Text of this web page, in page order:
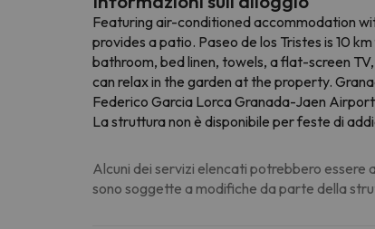
Featuring air-conditioned accommodation
provides a patio. Paseo de los Tristes is 10
bathroom, bed linen, towels, a flat-screen
can relax in the garden at the property.
Federico Garcia Lorca Granada-Jaen
La struttura non è disponibile per feste di
Alcuni dei servizi elencati potrebbero
sono soggette a modifiche da parte della